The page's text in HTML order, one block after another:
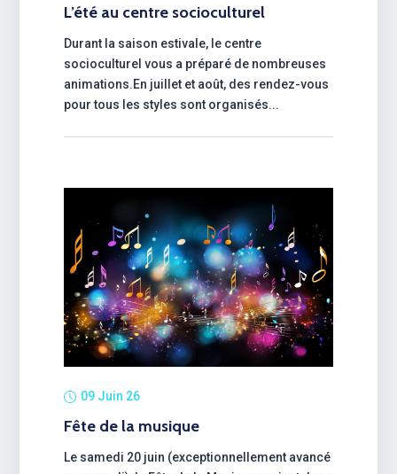
L’été au centre socioculturel
Durant la saison estivale, le centre
socioculturel vous a préparé de nombreuses
animations.En juillet et août, des rendez-vous
pour tous les styles sont organisés...
09 Juin 26
Fête de la musique
Le samedi 20 juin (exceptionnellement avancé